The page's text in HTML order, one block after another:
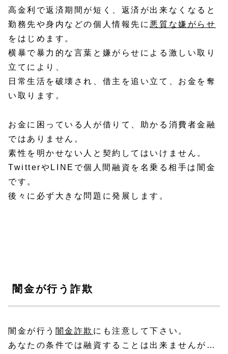
高金利で返済期間が短く、返済が出来なくなると
勤務先や身内などの個人情報先に 悪質な嫌がらせ
をはじめます。
横暴で暴力的な言葉と嫌がらせによる激しい取り
立てにより、
日常生活を破壊され、借主を追い立て、お金を奪
い取ります。
お金に困っている人が借りて、助かる消費者金融
ではありません。
素性を明かせない人と契約してはいけません。
TwitterやLINEで個人間融資を名乗る相手は闇金
です。
後々に必ず大きな問題に発展します。
闇金が行う詐欺
闇金が行う 闇金詐欺 にも注意して下さい。
あなたの条件では融資することは出来ませんが…